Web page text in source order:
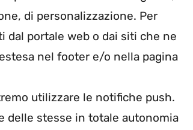
di personalizzazione. Per
portale web o dai siti che ne
nel footer e/o nella pagina
utilizzare le notifiche push.
delle stesse in totale autonomia